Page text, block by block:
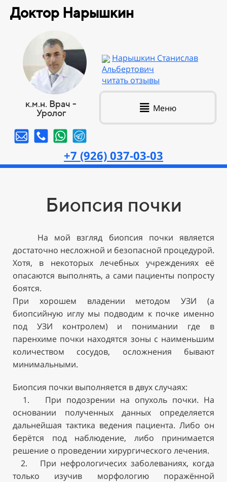
Доктор Нарышкин
к.м.н. Врач -
Уролог
Нарышкин Станислав
Альбертович
читать отзывы
Меню
+7 (926) 037-03-03
Биопсия почки
На мой взгляд биопсия почки является
достаточно несложной и безопасной процедурой.
Хотя, в некоторых лечебных учреждениях её
опасаются выполнять, а сами пациенты попросту
боятся.
При хорошем владении методом УЗИ (а
биопсийную иглу мы подводим к почке именно
под УЗИ контролем) и понимании где в
паренхиме почки находятся зоны с наименьшим
количеством сосудов, осложнения бывают
минимальными.
Биопсия почки выполняется в двух случаях:
1. При подозрении на опухоль почки. На
основании полученных данных определяется
дальнейшая тактика ведения пациента. Либо он
берётся под наблюдение, либо принимается
решение о проведении хирургического лечения.
2. При нефрологичесих заболеваниях, когда
только изучив морфологию поражённой